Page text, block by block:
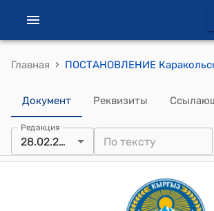
Главная ›
Документ Реквизиты
Редакция
28.02.2024